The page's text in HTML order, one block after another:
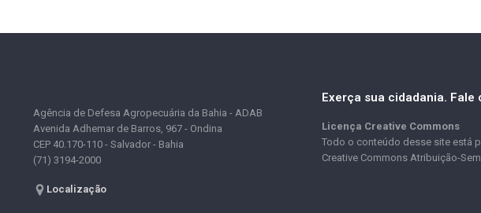
Agência de Defesa Agropecuária da Bahia - ADAB
Avenida Adhemar de Barros, 967 - Ondina
CEP 40.170-110 - Salvador - Bahia
(71) 3194-2000
Localização
Exerça sua cidadania. Fale
Licença Creative Commons
Todo o conteúdo desse site está
Creative Commons Atribuição-